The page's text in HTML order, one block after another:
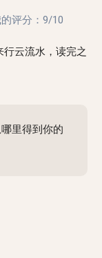
评分： 9/10
云流水，读完之
里得到你的